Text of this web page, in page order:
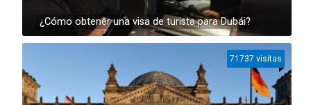
¿Cómo obtener una visa de turista para Dubái?
71737 visitas